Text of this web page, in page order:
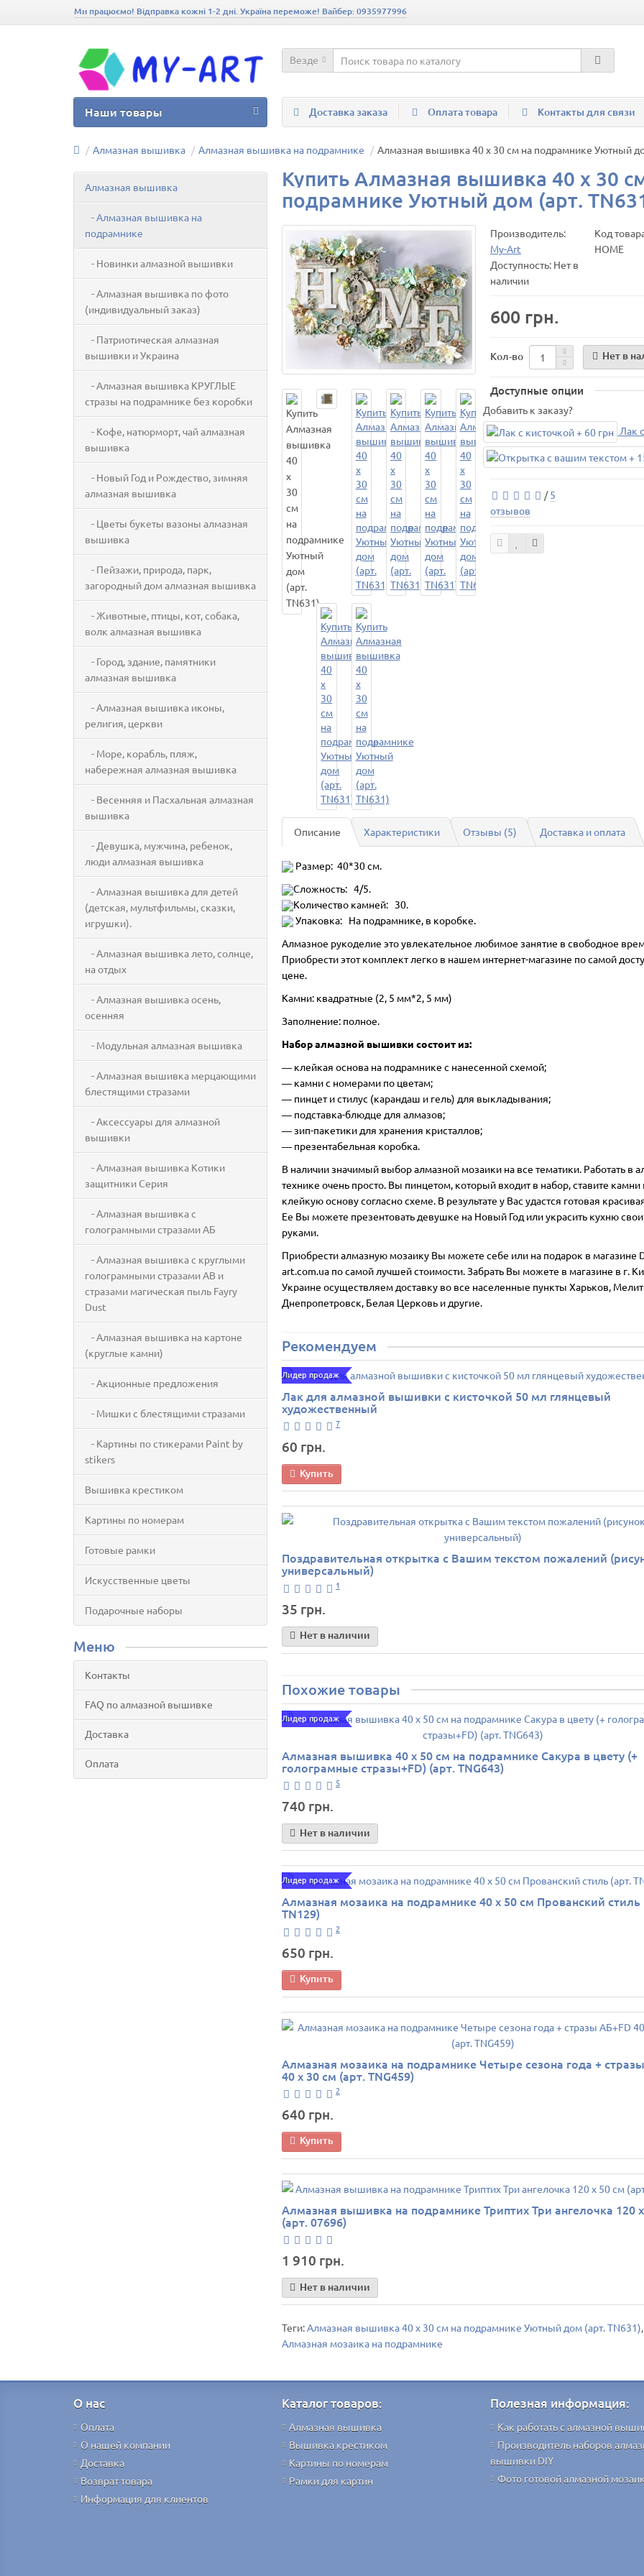
Ми працюємо! Відправка кожні 1-2 дні. Україна переможе! Вайбер: 0935977996
Везде
Доставка заказа Оплата товара Контакты для связи
Наши товары
Алмазная вышивка Алмазная вышивка на подрамнике Алмазная вышивка 40 х 30 см на подрамнике Уютный
Алмазная вышивка
- Алмазная вышивка на
подрамнике
- Новинки алмазной вышивки
- Алмазная вышивка по фото
(индивидуальный заказ)
- Патриотическая алмазная
вышивки и Украина
- Алмазная вышивка КРУГЛЫЕ
стразы на подрамнике без коробки
- Кофе, натюрморт, чай алмазная
вышивка
- Новый Год и Рождество, зимняя
алмазная вышивка
- Цветы букеты вазоны алмазная
вышивка
- Пейзажи, природа, парк,
загородный дом алмазная вышивка
- Животные, птицы, кот, собака,
волк алмазная вышивка
- Город, здание, памятники
алмазная вышивка
- Алмазная вышивка иконы,
религия, церкви
- Море, корабль, пляж,
набережная алмазная вышивка
- Весенняя и Пасхальная алмазная
вышивка
- Девушка, мужчина, ребенок,
люди алмазная вышивка
- Алмазная вышивка для детей
(детская, мультфильмы, сказки,
игрушки).
- Алмазная вышивка лето, солнце,
на отдых
- Алмазная вышивка осень,
осенняя
- Модульная алмазная вышивка
- Алмазная вышивка мерцающими
блестящими стразами
- Аксессуары для алмазной
вышивки
- Алмазная вышивка Котики
защитники Серия
- Алмазная вышивка с
голограмными стразами АБ
- Алмазная вышивка с круглыми
голограмными стразами AB и
стразами магическая пыль Fayry
Dust
- Алмазная вышивка на картоне
(круглые камни)
- Акционные предложения
- Мишки с блестящими стразами
- Картины по стикерами Paint by
stikers
Вышивка крестиком
Картины по номерам
Готовые рамки
Искусственные цветы
Подарочные наборы
Меню
Контакты
FAQ по алмазной вышивке
Доставка
Оплата
Купить Алмазная вышивка 40 х 30
подрамнике Уютный дом (арт.
Производитель:
My-Art
Код
HOME
Доступность: Нет в
наличии
600 грн.
Кол-во Нет в
Доступные опции
Добавить к заказу?
Лак
/5
отзывов
Описание Характеристики Отзывы (5) Доставка и оплата
Размер: 40*30 см.
Сложность: 4/5.
Количество камней: 30.
Упаковка: На подрамнике, в коробке.
Алмазное рукоделие это увлекательное любимое занятие в свободное
Приобрести этот комплект легко в нашем интернет-магазине по самой
цене.
Камни: квадратные (2, 5 мм*2, 5 мм)
Заполнение: полное.
Набор алмазной вышивки состоит из:
― клейкая основа на подрамнике с нанесенной схемой;
― камни с номерами по цветам;
― пинцет и стилус (карандаш и гель) для выкладывания;
― подставка-блюдце для алмазов;
― зип-пакетики для хранения кристаллов;
― презентабельная коробка.
В наличии значимый выбор алмазной мозаики на все тематики. Работать в
технике очень просто. Вы пинцетом, который входит в набор, ставите камни
клейкую основу согласно схеме. В результате у Вас удастся готовая
Ее Вы можете презентовать девушке на Новый Год или украсить кухню
руками.
Приобрести алмазную мозаику Вы можете себе или на подарок в магазине
art.com.ua по самой лучшей стоимости. Забрать Вы можете в магазине в г.
Украине осуществляем доставку во все населенные пункты Харьков,
Днепропетровск, Белая Церковь и другие.
Рекомендуем
Лидер продаж
Лак для алмазной вышивки с кисточкой 50 мл глянцевый
художественный
7
60 грн.
Купить
Поздравительная открытка с Вашим текстом пожалений
универсальный)
1
35 грн.
Нет в наличии
Похожие товары
Лидер продаж
Алмазная вышивка 40 х 50 см на подрамнике Сакура в цвету (+
голограмные стразы+FD) (арт. TNG643)
5
740 грн.
Нет в наличии
Лидер продаж
Алмазная мозаика на подрамнике 40 х 50 см Прованский стиль
TN129)
2
650 грн.
Купить
Алмазная мозаика на подрамнике Четыре сезона года +
40 х 30 см (арт. TNG459)
2
640 грн.
Купить
Алмазная вышивка на подрамнике Триптих Три ангелочка 120
(арт. 07696)
1 910 грн.
Нет в наличии
Теги:Алмазная вышивка 40 х 30 см на подрамнике Уютный дом (арт. TN631)
Алмазная мозаика на подрамнике
О нас
Оплата
О нашей компании
Доставка
Возврат товара
Информация для клиентов
Каталог товаров:
Алмазная вышивка
Вышивка крестиком
Картины по номерам
Рамки для картин
Полезная информация:
Как работать с алмазной
Производитель наборов
вышивки DIY
Фото готовой алмазной